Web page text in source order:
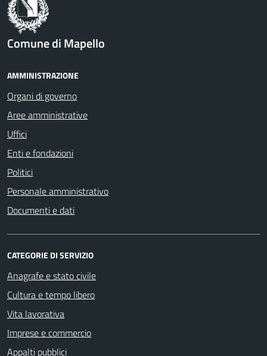
Comune di Mapello
AMMINISTRAZIONE
Organi di governo
Aree amministrative
Uffici
Enti e fondazioni
Politici
Personale amministrativo
Documenti e dati
CATEGORIE DI SERVIZIO
Anagrafe e stato civile
Cultura e tempo libero
Vita lavorativa
Imprese e commercio
Appalti pubblici